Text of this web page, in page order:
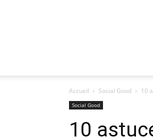
Accueil Social Good 10
Social Good
10